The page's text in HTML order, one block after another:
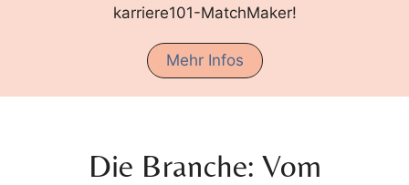
karriere101-MatchMaker!
Mehr Infos
Die Branche: Vom